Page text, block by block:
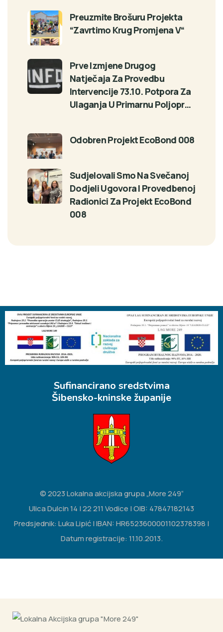
Preuzmite Brošuru Projekta
“Zavrtimo Krug Promjena V“
Prve Izmjene Drugog
Natječaja Za Provedbu
Intervencije 73.10. Potpora Za
Ulaganja U Primarnu Poljopr…
Odobren Projekt EcoBond 008
Sudjelovali Smo Na Svečanoj
Dodjeli Ugovora I Provedbenoj
Radionici Za Projekt EcoBond
008
Sufinancirano sredstvima
Šibensko-kninske županije
© 2023 Lokalna akcijska grupa „More 249“
Ulica Dulcin 14 | 22 211 Vodice | OIB: 47847182143
Predsjednik: Luka Lipić | IBAN: HR6523600001102378398 |
Datum registracije: 11.10.2013.